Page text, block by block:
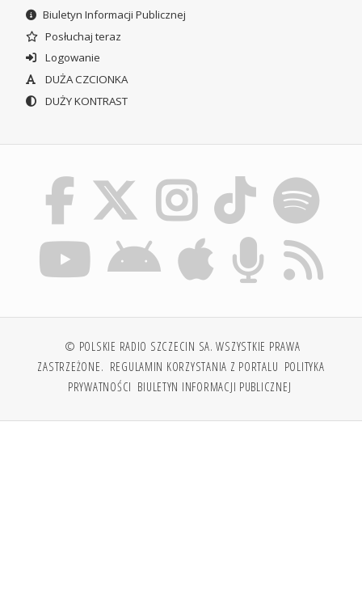
Biuletyn Informacji Publicznej
Posłuchaj teraz
Logowanie
DUŻA CZCIONKA
DUŻY KONTRAST
© POLSKIE RADIO SZCZECIN SA. WSZYSTKIE PRAWA
ZASTRZEŻONE. REGULAMIN KORZYSTANIA Z PORTALU POLITYKA
PRYWATNOŚCI BIULETYN INFORMACJI PUBLICZNEJ